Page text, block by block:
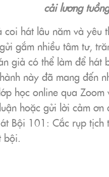
cải lương
coi hát lâu năm và
gắm nhiều tâm tư,
giả có thể làm để
này đã mang đến
học online qua
hoặc gửi lời cảm
Bội 101: Cắc rụp tịch
bội.